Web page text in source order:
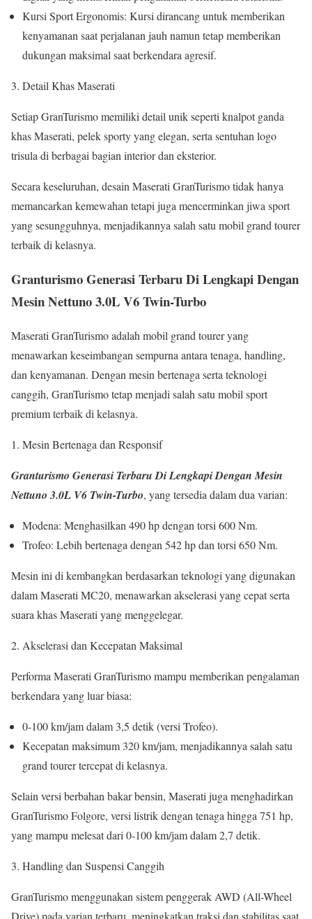
Kursi Sport Ergonomis: Kursi dirancang untuk memberikan
kenyamanan saat perjalanan jauh namun tetap memberikan
dukungan maksimal saat berkendara agresif.
Detail Khas Maserati
Setiap GranTurismo memiliki detail unik seperti knalpot ganda
khas Maserati, pelek sporty yang elegan, serta sentuhan logo
trisula di berbagai bagian interior dan eksterior.
Secara keseluruhan, desain Maserati GranTurismo tidak hanya
memancarkan kemewahan tetapi juga mencerminkan jiwa sport
yang sesungguhnya, menjadikannya salah satu mobil grand tourer
terbaik di kelasnya.
Granturismo Generasi Terbaru Di Lengkapi Dengan
Mesin Nettuno 3.0L V6 Twin-Turbo
Maserati GranTurismo adalah mobil grand tourer yang
menawarkan keseimbangan sempurna antara tenaga, handling,
dan kenyamanan. Dengan mesin bertenaga serta teknologi
canggih, GranTurismo tetap menjadi salah satu mobil sport
premium terbaik di kelasnya.
Mesin Bertenaga dan Responsif
Granturismo Generasi Terbaru Di Lengkapi Dengan Mesin
Nettuno 3.0L V6 Twin-Turbo, yang tersedia dalam dua varian:
Modena: Menghasilkan 490 hp dengan torsi 600 Nm.
Trofeo: Lebih bertenaga dengan 542 hp dan torsi 650 Nm.
Mesin ini di kembangkan berdasarkan teknologi yang digunakan
dalam Maserati MC20, menawarkan akselerasi yang cepat serta
suara khas Maserati yang menggelegar.
Akselerasi dan Kecepatan Maksimal
Performa Maserati GranTurismo mampu memberikan pengalaman
berkendara yang luar biasa:
0-100 km/jam dalam 3,5 detik (versi Trofeo).
Kecepatan maksimum 320 km/jam, menjadikannya salah satu
grand tourer tercepat di kelasnya.
Selain versi berbahan bakar bensin, Maserati juga menghadirkan
GranTurismo Folgore, versi listrik dengan tenaga hingga 751 hp,
yang mampu melesat dari 0-100 km/jam dalam 2,7 detik.
Handling dan Suspensi Canggih
GranTurismo menggunakan sistem penggerak AWD (All-Wheel
Drive) pada varian terbaru, meningkatkan traksi dan stabilitas saat